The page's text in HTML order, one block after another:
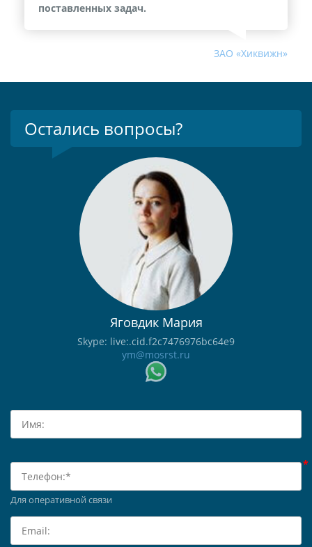
поставленных задач.
ЗАО «Хиквижн»
Остались вопросы?
Яговдик Мария
Skype: live:.cid.f2c7476976bc64e9
ym@mosrst.ru
Для оперативной связи